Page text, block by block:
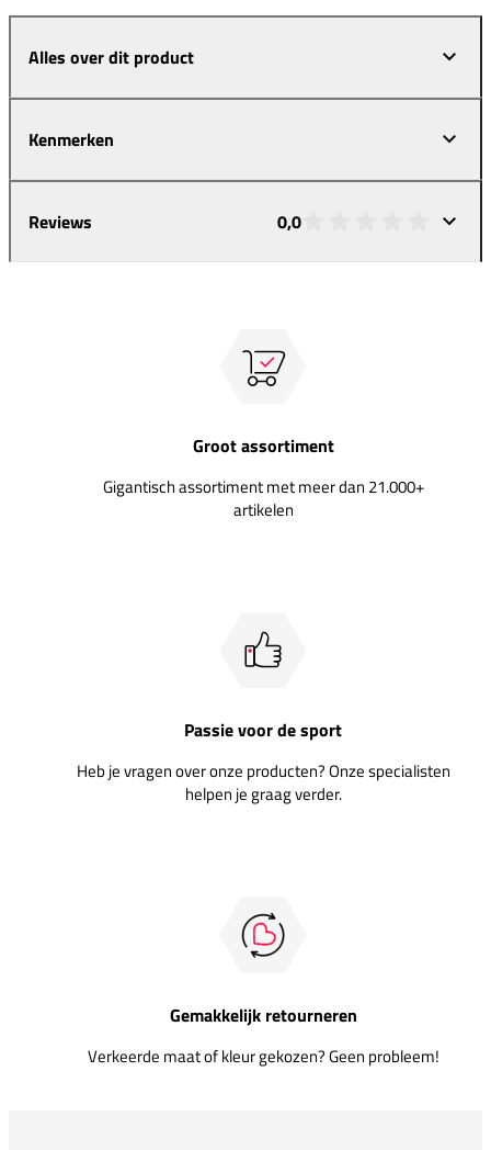
Alles over dit product
Kenmerken
Reviews 0,0
Groot assortiment
Gigantisch assortiment met meer dan 21.000+
artikelen
Passie voor de sport
Heb je vragen over onze producten? Onze specialisten
helpen je graag verder.
Gemakkelijk retourneren
Verkeerde maat of kleur gekozen? Geen probleem!